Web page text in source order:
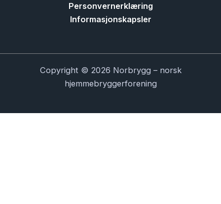
Personvernerklæring
Informasjonskapsler
Copyright © 2026 Norbrygg – norsk
hjemmebryggerforening